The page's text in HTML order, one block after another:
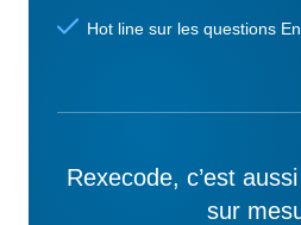
Hot line sur les questions
Rexecode, c’est
sur